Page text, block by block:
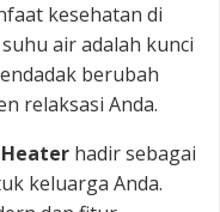
kesehatan di
air adalah kunci
berubah
relaksasi Anda.
hadir sebagai
keluarga Anda.